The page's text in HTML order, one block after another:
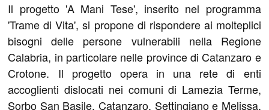
Il progetto 'A Mani Tese', inserito nel programma
'Trame di Vita', si propone di rispondere ai molteplici
bisogni delle persone vulnerabili nella Regione
Calabria, in particolare nelle province di Catanzaro e
Crotone. Il progetto opera in una rete di enti
accoglienti dislocati nei comuni di Lamezia Terme,
Sorbo San Basile, Catanzaro, Settingiano e Melissa,